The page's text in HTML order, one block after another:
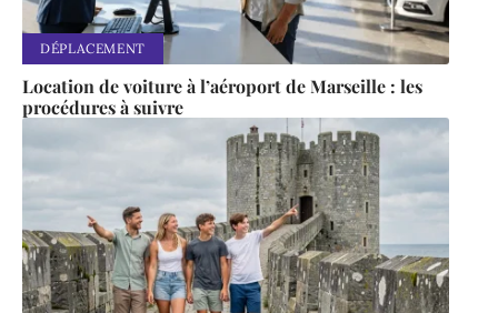
DÉPLACEMENT
Location de voiture à l’aéroport de Marseille : les
procédures à suivre